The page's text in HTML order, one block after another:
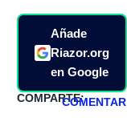
Añade
Riazor.org
en Google
COMPARTE:COMENTAR